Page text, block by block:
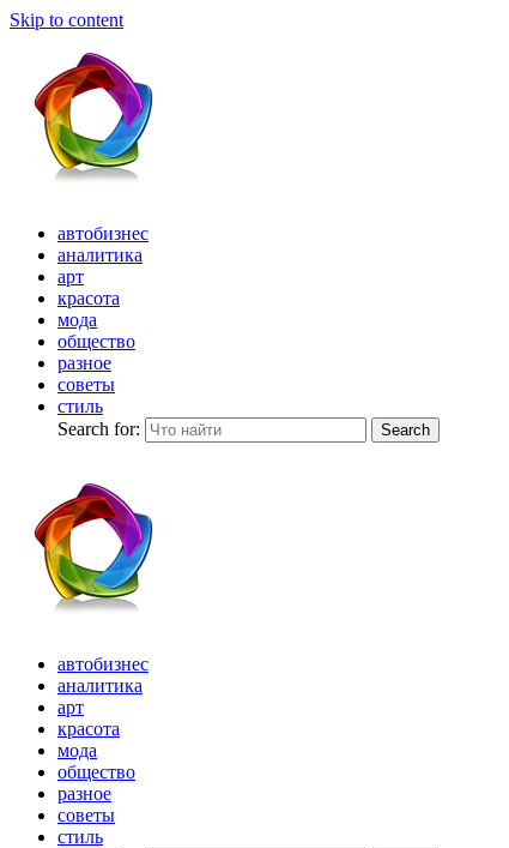
Skip to content
автобизнес
аналитика
арт
красота
мода
общество
разное
советы
стиль
Search for:
Search
автобизнес
аналитика
арт
красота
мода
общество
разное
советы
стиль